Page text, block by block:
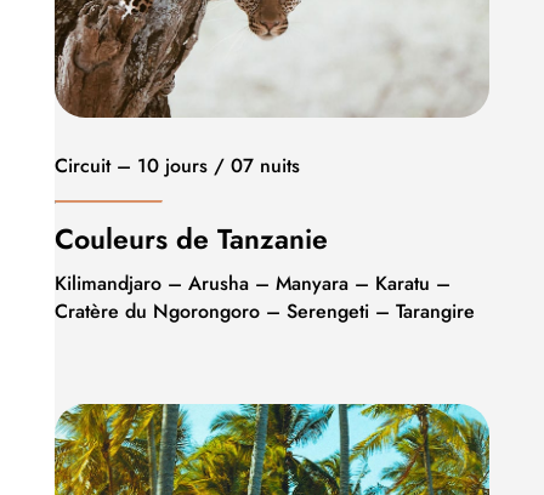
Circuit – 10 jours / 07 nuits
Couleurs de Tanzanie
Kilimandjaro – Arusha – Manyara – Karatu –
Cratère du Ngorongoro – Serengeti – Tarangire